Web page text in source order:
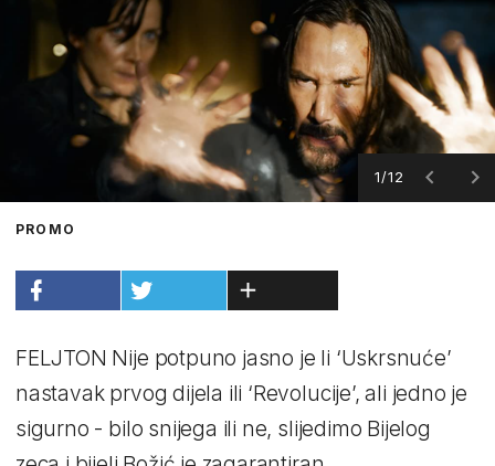
1/12
PROMO
FELJTON Nije potpuno jasno je li ‘Uskrsnuće’
nastavak prvog dijela ili ‘Revolucije’, ali jedno je
sigurno - bilo snijega ili ne, slijedimo Bijelog